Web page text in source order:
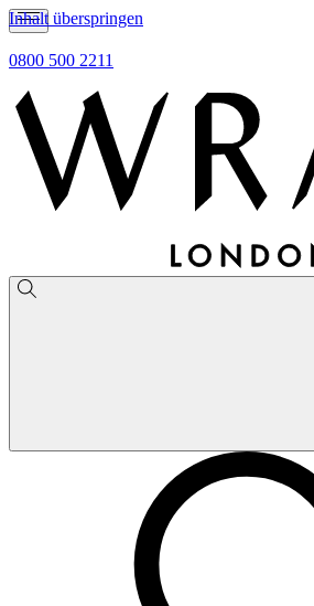
Inhalt überspringen
0800 500 2211